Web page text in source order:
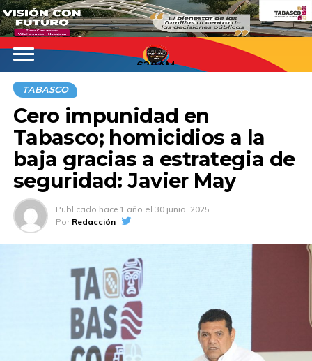
620AM
TABASCO
Cero impunidad en
Tabasco; homicidios a la
baja gracias a estrategia de
seguridad: Javier May
Publicado hace 1 año el 30 junio, 2025
Por Redacción